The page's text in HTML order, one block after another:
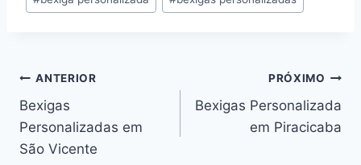
Navegação
de
Post
ANTERIOR
Bexigas
Personalizadas em
São Vicente
PRÓXIMO
Bexigas Personalizada
em Piracicaba